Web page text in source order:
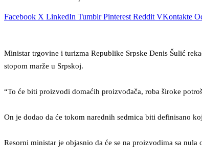
Facebook X LinkedIn Tumblr Pinterest Reddit VKontakte
Ministar trgovine i turizma Republike Srpske Denis Šulić
stopom marže u Srpskoj.
“To će biti proizvodi domaćih proizvođača, roba široke
On je dodao da će tokom narednih sedmica biti definisano
Resorni ministar je objasnio da će se na proizvodima sa